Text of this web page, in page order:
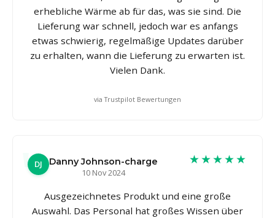
erhebliche Wärme ab für das, was sie sind. Die
Lieferung war schnell, jedoch war es anfangs
etwas schwierig, regelmäßige Updates darüber
zu erhalten, wann die Lieferung zu erwarten ist.
Vielen Dank.
via Trustpilot Bewertungen
DJ
Danny Johnson-charge
10 Nov 2024
★★★★★
Ausgezeichnetes Produkt und eine große
Auswahl. Das Personal hat großes Wissen über